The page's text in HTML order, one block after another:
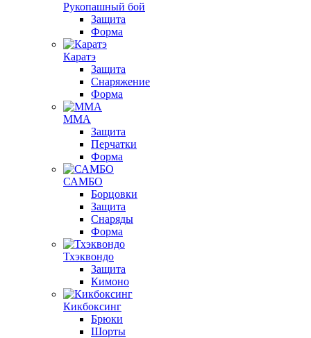
Рукопашный бой
Защита
Форма
Каратэ
Защита
Снаряжение
Форма
ММА
Защита
Перчатки
Форма
САМБО
Борцовки
Защита
Снаряды
Форма
Тхэквондо
Защита
Кимоно
Кикбоксинг
Брюки
Шорты